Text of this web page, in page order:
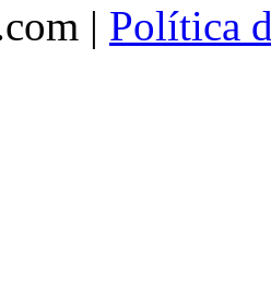
| Política